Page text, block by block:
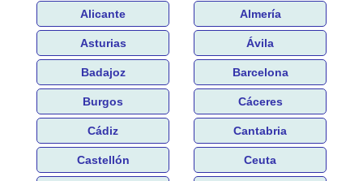
Alicante Almería
Asturias Ávila
Badajoz Barcelona
Burgos Cáceres
Cádiz Cantabria
Castellón Ceuta